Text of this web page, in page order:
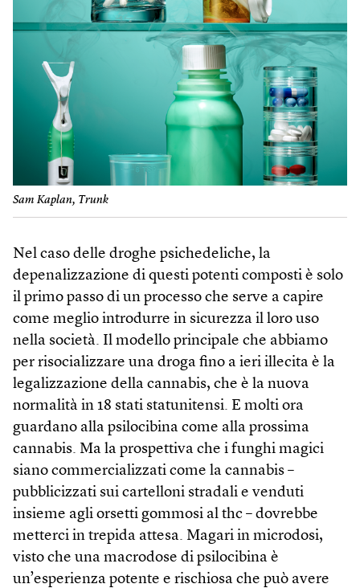
Sam Kaplan, Trunk
Nel caso delle droghe psichedeliche, la
depenalizzazione di questi potenti composti è solo
il primo passo di un processo che serve a capire
come meglio introdurre in sicurezza il loro uso
nella società. Il modello principale che abbiamo
per risocializzare una droga fino a ieri illecita è la
legalizzazione della cannabis, che è la nuova
normalità in 18 stati statunitensi. E molti ora
guardano alla psilocibina come alla prossima
cannabis. Ma la prospettiva che i funghi magici
siano commercializzati come la cannabis –
pubblicizzati sui cartelloni stradali e venduti
insieme agli orsetti gommosi al thc – dovrebbe
metterci in trepida attesa. Magari in microdosi,
visto che una macrodose di psilocibina è
un’esperienza potente e rischiosa che può avere